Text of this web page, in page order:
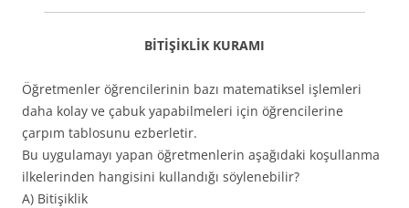
BİTİŞİKLİK KURAMI
Öğretmenler öğrencilerinin bazı matematiksel işlemleri
daha kolay ve çabuk yapabilmeleri için öğrencilerine
çarpım tablosunu ezberletir.
Bu uygulamayı yapan öğretmenlerin aşağıdaki koşullanma
ilkelerinden hangisini kullandığı söylenebilir?
A) Bitişiklik